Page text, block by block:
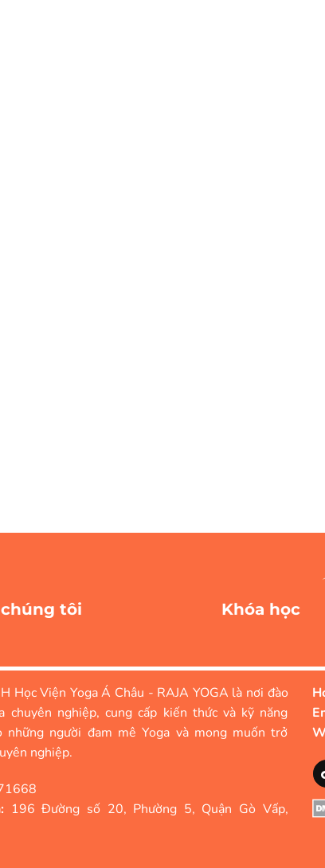
tôi Khóa học
Học Viện Yoga Á Châu - RAJA YOGA là nơi đào
chuyên nghiệp, cung cấp kiến thức và kỹ năng
những người đam mê Yoga và mong muốn trở
nghiệp.
196 Đường số 20, Phường 5, Quận Gò Vấp,